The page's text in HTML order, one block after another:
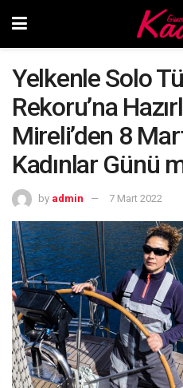
Yelkenle Solo
Rekoru’na
Mireli’den 8
Kadınlar Günü
by admin 7 Mart 2022